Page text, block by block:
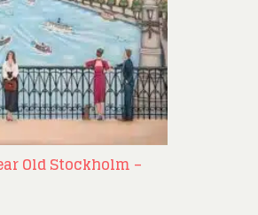
Old Stockholm –